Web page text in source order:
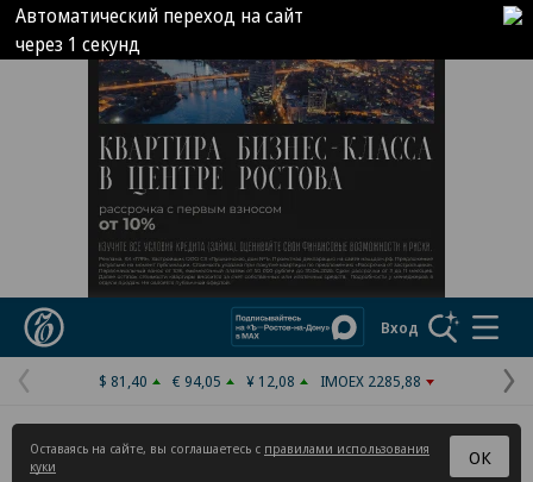
Автоматический переход на сайт
через 1 секунд
Реклама в «Ъ» www.kommersant.ru/ad
Вход
Предыдущая
страница
$ 81,40 € 94,05 ¥ 12,08 IMOEX 2285,88
Оставаясь на сайте, вы соглашаетесь с правилами использования
куки
ОК